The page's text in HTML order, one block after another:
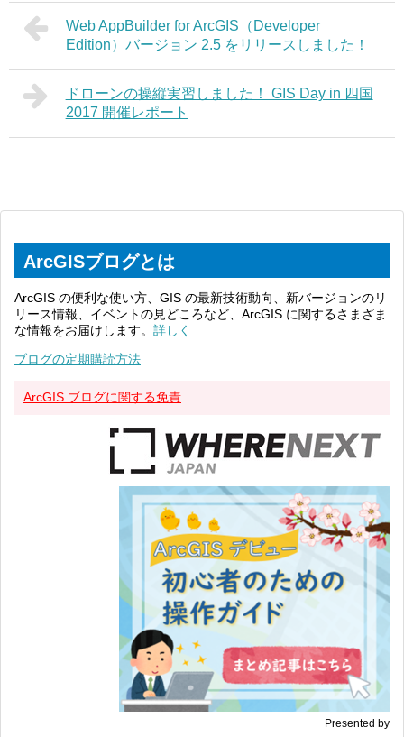
Web AppBuilder for ArcGIS（Developer
Edition）バージョン 2.5 をリリースしました！
ドローンの操縦実習しました！ GIS Day in 四国
2017 開催レポート
ArcGISブログとは
ArcGIS の便利な使い方、GIS の最新技術動向、新バージョンのリ
リース情報、イベントの見どころなど、ArcGIS に関するさまざま
な情報をお届けします。 詳しく
ブログの定期購読方法
ArcGIS ブログに関する免責
Presented by